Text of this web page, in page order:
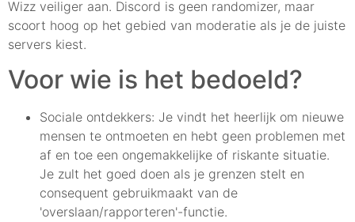
Wizz veiliger aan. Discord is geen randomizer, maar
scoort hoog op het gebied van moderatie als je de juiste
servers kiest.
Voor wie is het bedoeld?
Sociale ontdekkers: Je vindt het heerlijk om nieuwe
mensen te ontmoeten en hebt geen problemen met
af en toe een ongemakkelijke of riskante situatie.
Je zult het goed doen als je grenzen stelt en
consequent gebruikmaakt van de
'overslaan/rapporteren'-functie.